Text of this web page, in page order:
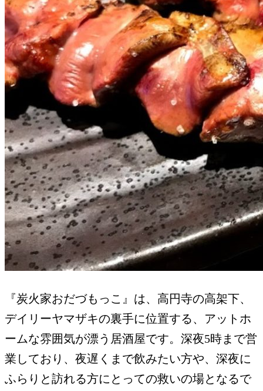
『炭火家おだづもっこ』は、高円寺の高架下、
デイリーヤマザキの裏手に位置する、アットホ
ームな雰囲気が漂う居酒屋です。深夜5時まで営
業しており、夜遅くまで飲みたい方や、深夜に
ふらりと訪れる方にとっての救いの場となるで